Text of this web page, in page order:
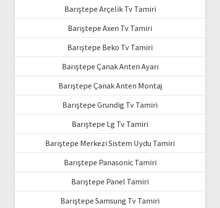
Barıştepe Arçelik Tv Tamiri
Barıştepe Axen Tv Tamiri
Barıştepe Beko Tv Tamiri
Barıştepe Çanak Anten Ayarı
Barıştepe Çanak Anten Montaj
Barıştepe Grundig Tv Tamiri
Barıştepe Lg Tv Tamiri
Barıştepe Merkezi Sistem Uydu Tamiri
Barıştepe Panasonic Tamiri
Barıştepe Panel Tamiri
Barıştepe Samsung Tv Tamiri